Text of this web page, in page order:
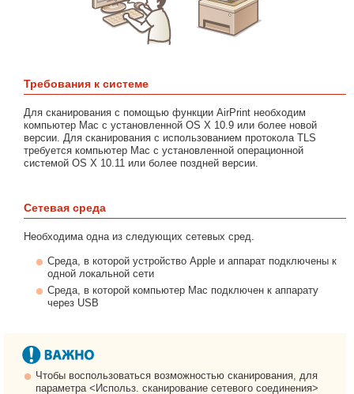
Требования к системе
Для сканирования с помощью функции AirPrint необходим
компьютер Mac с установленной OS X 10.9 или более новой
версии. Для сканирования с использованием протокола TLS
требуется компьютер Mac с установленной операционной
системой OS X 10.11 или более поздней версии.
Сетевая среда
Необходима одна из следующих сетевых сред.
Среда, в которой устройство Apple и аппарат подключены к
одной локальной сети
Среда, в которой компьютер Mac подключен к аппарату
через USB
Чтобы воспользоваться возможностью сканирования, для
параметра <Использ. сканирование сетевого соединения>